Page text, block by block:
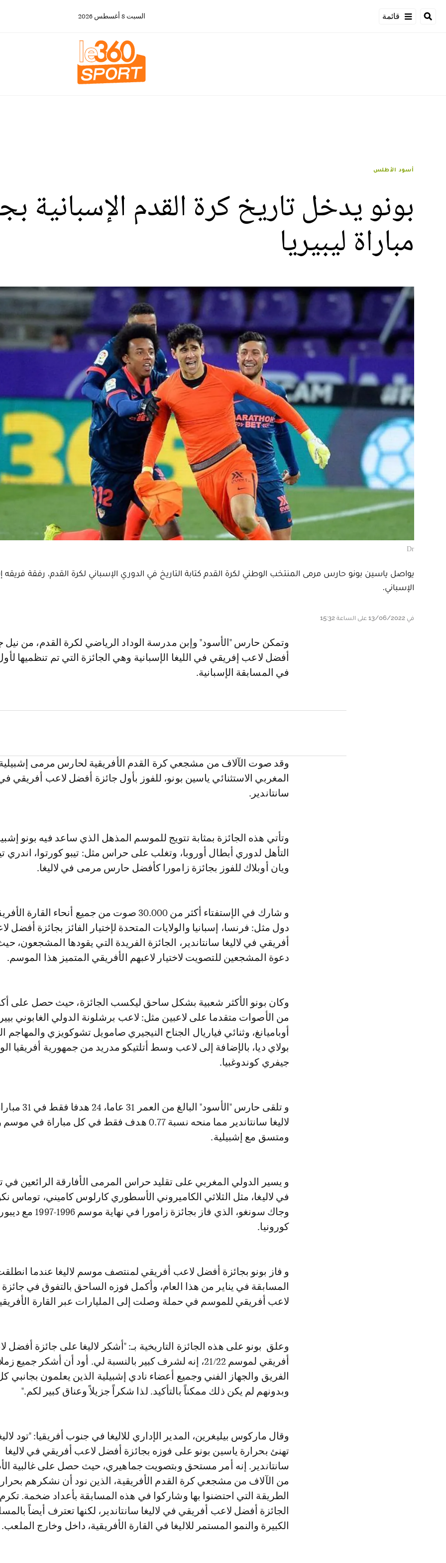
قائمة السبت 8 أغسطس 2026
أسود الأطلس
بونو يدخل تاريخ كرة القدم الإسبانية
مباراة ليبيريا
Dr
يواصل ياسين بونو حارس مرمى المنتخب الوطني لكرة القدم كتابة التاريخ في الدوري الإسباني لكرة القدم، رفقة فريقه
الإسباني.
في 13/06/2022 على الساعة 15:32
وتمكن حارس "الأسود" وإبن مدرسة الوداد الرياضي لكرة القدم، من نيل جائزة
أفضل لاعب إفريقي في الليغا الإسبانية وهي الجائزة التي تم تنظميها
في المسابقة الإسبانية.
وقد صوت الآلاف من مشجعي كرة القدم الأفريقية لحارس مرمى
المغربي الاستثنائي ياسين بونو، للفوز بأول جائزة أفضل لاعب أفريقي في
سانتاندير.
وتأتي هذه الجائزة بمثابة تتويج للموسم المذهل الذي ساعد فيه بونو
التأهل لدوري أبطال أوروبا، وتغلب على حراس مثل: تيبو كورتوا، اندري
ويان أوبلاك للفوز بجائزة زامورا كأفضل حارس مرمى في لاليغا.
و شارك في الإستفتاء أكثر من 30.000 صوت من جميع أنحاء
دول مثل: فرنسا، إسبانيا والولايات المتحدة لإختيار الفائز بجائزة أفضل
أفريقي في لاليغا سانتاندير، الجائزة الفريدة التي يقودها المشجعون،
دعوة المشجعين للتصويت لاختيار لاعبهم الأفريقي المتميز هذا الموسم.
وكان بونو الأكثر شعبية بشكل ساحق ليكسب الجائزة، حيث حصل على
من الأصوات متقدما على لاعبين مثل: لاعب برشلونة الدولي الغابوني
أوباميانغ، وثنائي فياريال الجناح النيجيري صامويل تشوكويزي والمهاجم
بولاي ديا، بالإضافة إلى لاعب وسط أتلتيكو مدريد من جمهورية أفريقيا
جيفري كوندوغبيا.
و تلقى حارس "الأسود" البالغ من
لاليغا سانتاندير مما منحه نسبة 0.77 هدف فقط في كل مباراة في
ومتسق مع إشبيلية.
و يسير الدولي المغربي على تقليد حراس المرمى الأفارقة الرائعين في
في لاليغا، مثل الثلاثي الكاميروني الأسطوري كارلوس كاميني، توماس
وجاك سونغو، الذي فاز بجائزة زامورا في
كورونيا.
و فاز بونو بجائزة أفضل لاعب أفريقي لمنتصف موسم لاليغا عندما
المسابقة في يناير من هذا العام، وأكمل فوزه الساحق بالتفوق في
لاعب أفريقي للموسم في حملة وصلت إلى المليارات عبر القارة
وعلق بونو على هذه الجائزة التاريخية بـ: "أشكر لاليغا على جائزة أفضل
أفريقي لموسم 21/22، إنه لشرف كبير بالنسبة لي. أود أن أشكر جميع
الفريق والجهاز الفني وجميع أعضاء نادي إشبيلية الذين يعلمون بجانبي
وبدونهم لم يكن ذلك ممكناً بالتأكيد. لذا شكراً جزيلاً وعناق كبير لكم."
وقال ماركوس بيليغرين، المدير الإداري للاليغا في جنوب أفريقيا: "تود
تهنئ بحرارة ياسين بونو على فوزه بجائزة أفضل لاعب أفريقي في لاليغا
سانتاندير. إنه أمر مستحق وبتصويت جماهيري، حيث حصل على غالبية
من الآلاف من مشجعي كرة القدم الأفريقية، الذين نود أن نشكرهم
الطريقة التي احتضنوا بها وشاركوا في هذه المسابقة بأعداد ضخمة.
الجائزة أفضل لاعب أفريقي في لاليغا سانتاندير، لكنها تعترف أيضاً
الكبيرة والنمو المستمر للاليغا في القارة الأفريقية، داخل وخارج الملعب.